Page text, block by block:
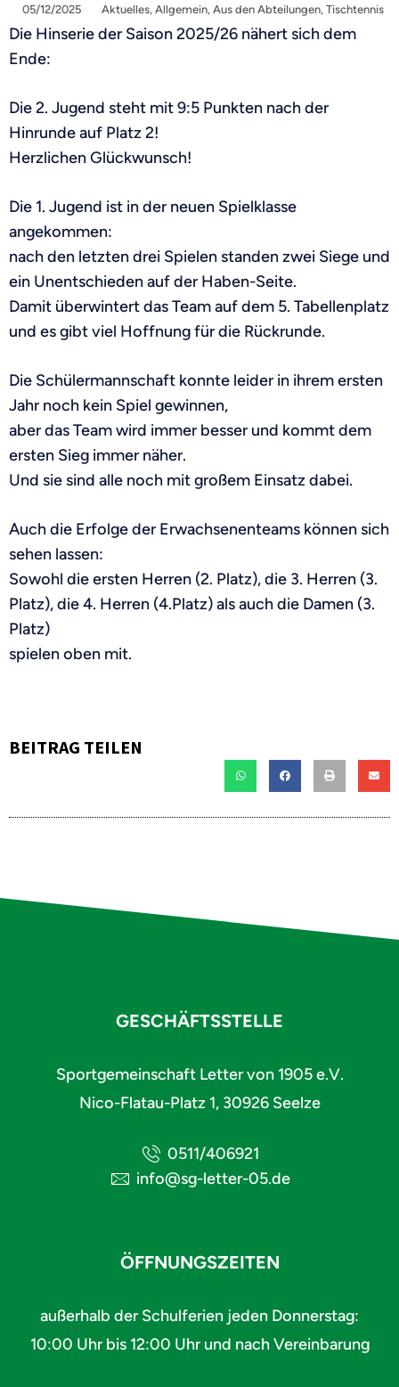
05/12/2025 Aktuelles, Allgemein, Aus den Abteilungen, Tischtennis
Die Hinserie der Saison 2025/26 nähert sich dem
Ende:
Die 2. Jugend steht mit 9:5 Punkten nach der
Hinrunde auf Platz 2!
Herzlichen Glückwunsch!
Die 1. Jugend ist in der neuen Spielklasse
angekommen:
nach den letzten drei Spielen standen zwei Siege und
ein Unentschieden auf der Haben-Seite.
Damit überwintert das Team auf dem 5. Tabellenplatz
und es gibt viel Hoffnung für die Rückrunde.
Die Schülermannschaft konnte leider in ihrem ersten
Jahr noch kein Spiel gewinnen,
aber das Team wird immer besser und kommt dem
ersten Sieg immer näher.
Und sie sind alle noch mit großem Einsatz dabei.
Auch die Erfolge der Erwachsenenteams können sich
sehen lassen:
Sowohl die ersten Herren (2. Platz), die 3. Herren (3.
Platz), die 4. Herren (4.Platz) als auch die Damen (3.
Platz)
spielen oben mit.
BEITRAG TEILEN
GESCHÄFTSSTELLE
Sportgemeinschaft Letter von 1905 e.V.
Nico-Flatau-Platz 1, 30926 Seelze
0511/406921
info@sg-letter-05.de
ÖFFNUNGSZEITEN
außerhalb der Schulferien jeden Donnerstag:
10:00 Uhr bis 12:00 Uhr und nach Vereinbarung